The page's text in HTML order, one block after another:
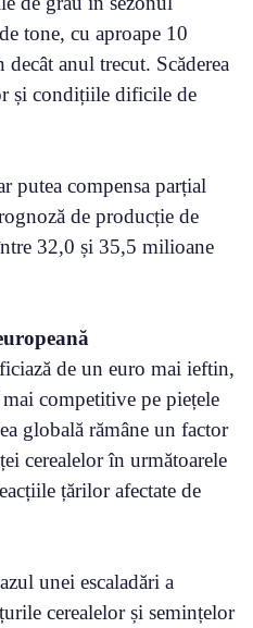
tone, cu aproape 10
anul trecut. Scăderea
și condițiile dificile de
putea compensa parțial
de producție de
32,0 și 35,5 milioane
de un euro mai ieftin,
competitive pe piețele
globală rămâne un factor
cerealelor în următoarele
țărilor afectate de
unei escaladări a
cerealelor și semințelor